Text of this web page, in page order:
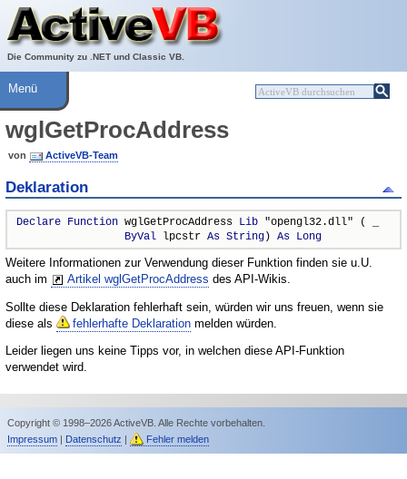
Die Community zu .NET und Classic VB.
Über ActiveVB
Hilfe
Menü
wglGetProcAddress
von ActiveVB-Team
Deklaration
Declare Function wglGetProcAddress Lib "opengl32.dll" ( _
ByVal lpcstr As String) As Long
Weitere Informationen zur Verwendung dieser Funktion finden sie u.U.
auch im
Artikel wglGetProcAddress des API-Wikis.
Sollte diese Deklaration fehlerhaft sein, würden wir uns freuen, wenn sie
diese als
fehlerhafte Deklaration melden würden.
Leider liegen uns keine Tipps vor, in welchen diese API-Funktion
verwendet wird.
Copyright © 1998–2026 ActiveVB. Alle Rechte vorbehalten.
Impressum| Datenschutz | Fehler melden